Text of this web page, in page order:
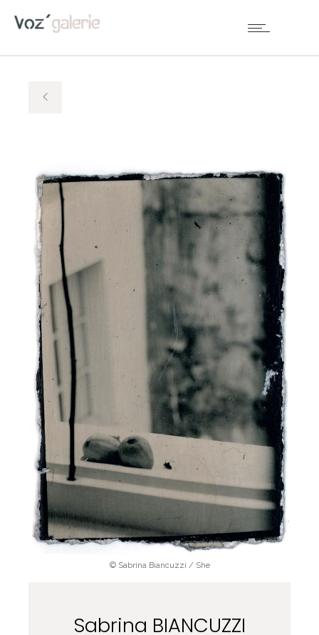
© Sabrina Biancuzzi / She
Sabrina BIANCUZZI